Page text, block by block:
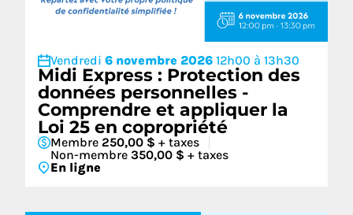
Vendredi 6 novembre 2026 12h00 à 13h30
Midi Express : Protection des
données personnelles -
Comprendre et appliquer la
Loi 25 en copropriété
Membre 250,00 $ + taxes
Non-membre 350,00 $ + taxes
En ligne